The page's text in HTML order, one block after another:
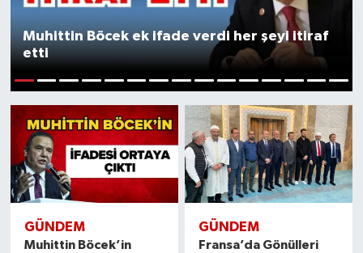
Muhittin Böcek ek ifade verdi her şeyi itiraf
etti
GÜNDEM
Muhittin Böcek’in
GÜNDEM
Fransa’da Gönülleri